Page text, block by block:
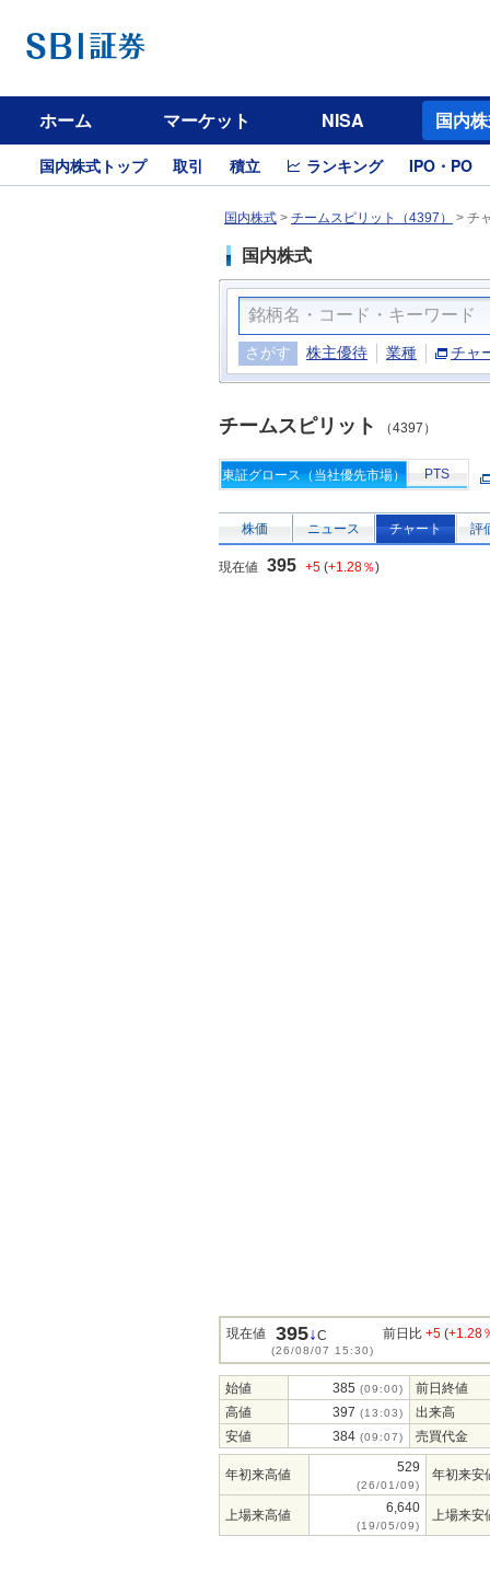
ホーム マーケット NISA 国内
国内株式トップ 取引 積立 ランキング IPO・PO
国内株式 > チームスピリット（4397） > チ
国内株式
さがす 株主優待 業種 チャ
チームスピリット （4397）
東証グロース（当社優先市場） PTS
株価 ニュース チャート 評
現在値 395 +5 (+1.28％)
現在値 395↓C
(26/08/07 15:30)
前日比 +5 (+1.28
始値 385 (09:00)
前日終値
高値
397 (13:03)
出来高
安値
384 (09:07) 売買代金
年初来高値 529
(26/01/09)
年初来安
上場来高値 6,640
(19/05/09)
上場来安